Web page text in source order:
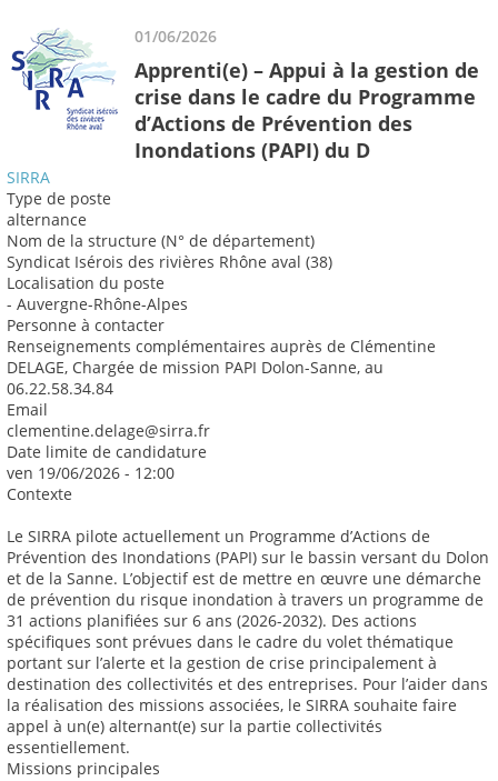
01/06/2026
Apprenti(e) – Appui à la gestion de
crise dans le cadre du Programme
d’Actions de Prévention des
Inondations (PAPI) du D
SIRRA
Type de poste
alternance
Nom de la structure (N° de département)
Syndicat Isérois des rivières Rhône aval (38)
Localisation du poste
- Auvergne-Rhône-Alpes
Personne à contacter
Renseignements complémentaires auprès de Clémentine
DELAGE, Chargée de mission PAPI Dolon-Sanne, au
06.22.58.34.84
Email
clementine.delage@sirra.fr
Date limite de candidature
ven 19/06/2026 - 12:00
Contexte
Le SIRRA pilote actuellement un Programme d’Actions de
Prévention des Inondations (PAPI) sur le bassin versant du Dolon
et de la Sanne. L’objectif est de mettre en œuvre une démarche
de prévention du risque inondation à travers un programme de
31 actions planifiées sur 6 ans (2026-2032). Des actions
spécifiques sont prévues dans le cadre du volet thématique
portant sur l’alerte et la gestion de crise principalement à
destination des collectivités et des entreprises. Pour l’aider dans
la réalisation des missions associées, le SIRRA souhaite faire
appel à un(e) alternant(e) sur la partie collectivités
essentiellement.
Missions principales